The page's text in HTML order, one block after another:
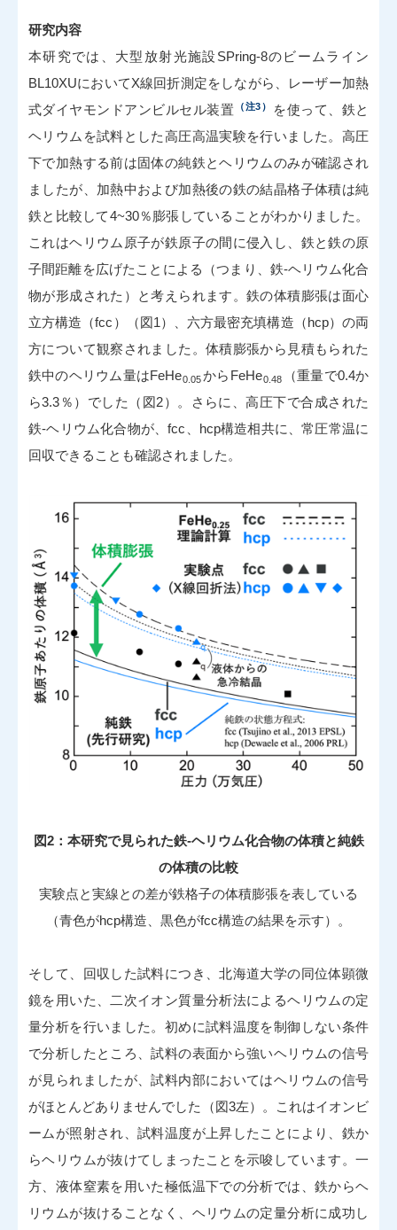
研究内容
本研究では、大型放射光施設SPring-8のビームライン
BL10XUにおいてX線回折測定をしながら、レーザー加熱
式ダイヤモンドアンビルセル装置
（注3）
を使って、鉄と
ヘリウムを試料とした高圧高温実験を行いました。高圧
下で加熱する前は固体の純鉄とヘリウムのみが確認され
ましたが、加熱中および加熱後の鉄の結晶格子体積は純
鉄と比較して4~30％膨張していることがわかりました。
これはヘリウム原子が鉄原子の間に侵入し、鉄と鉄の原
子間距離を広げたことによる（つまり、鉄-ヘリウム化合
物が形成された）と考えられます。鉄の体積膨張は面心
立方構造（fcc）（図1）、六方最密充填構造（hcp）の両
方について観察されました。体積膨張から見積もられた
鉄中のヘリウム量はFeHe0.05からFeHe0.48
（重量で0.4か
ら3.3％）でした（図2）。さらに、高圧下で合成された
鉄-ヘリウム化合物が、fcc、hcp構造相共に、常圧常温に
回収できることも確認されました。
図2：本研究で見られた鉄-ヘリウム化合物の体積と純鉄
の体積の比較
実験点と実線との差が鉄格子の体積膨張を表している
（青色がhcp構造、黒色がfcc構造の結果を示す）。
そして、回収した試料につき、北海道大学の同位体顕微
鏡を用いた、二次イオン質量分析法によるヘリウムの定
量分析を行いました。初めに試料温度を制御しない条件
で分析したところ、試料の表面から強いヘリウムの信号
が見られましたが、試料内部においてはヘリウムの信号
がほとんどありませんでした（図3左）。これはイオンビ
ームが照射され、試料温度が上昇したことにより、鉄か
らヘリウムが抜けてしまったことを示唆しています。一
方、液体窒素を用いた極低温下での分析では、鉄からヘ
リウムが抜けることなく、ヘリウムの定量分析に成功し